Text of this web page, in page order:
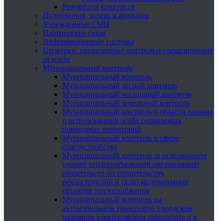
Результаты конкурсов
Полномочия, задачи и функции
Учрежденные СМИ
Партнерские связи
Информационные системы
Проверки, проведенные контрольно-ревизионным
отделом
Муниципальный контроль
Муниципальный контроль
Муниципальный лесной контроль
Муниципальный жилищный контроль
Муниципальный земельный контроль
Муниципальный контроль в области охраны
и использования особо охраняемых
природных территорий
Муниципальный контроль в сфере
благоустройства
Муниципальный контроль за исполнением
единой теплоснабжающей организацией
обязательств по строительству,
реконструкции и (или) модернизации
объектов теплоснабжения
Муниципальный контроль на
автомобильном транспорте, городском
наземном электрическом транспорте и в